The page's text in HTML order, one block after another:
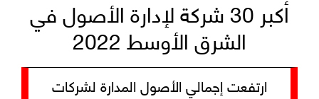
أكبر 30 شركة لإدارة الأصول في
الشرق الأوسط 2022
ارتفعت إجمالي الأصول المدارة لشركات